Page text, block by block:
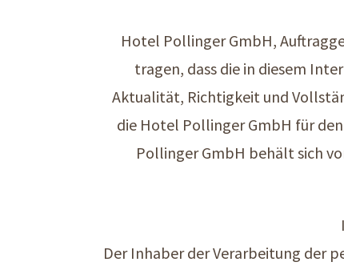
Hotel Pollinger GmbH,
tragen, dass die in diesem
Aktualität, Richtigkeit und
die Hotel Pollinger GmbH für
Pollinger GmbH behält sich
Der Inhaber der Verarbeitung der